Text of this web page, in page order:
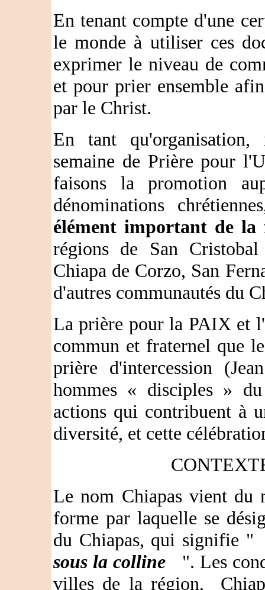
En tenant compte d'une
le monde à utiliser ces
exprimer le niveau de
et pour prier ensemble
par le Christ.
En tant
semaine de Prière pour
faisons la promotion
dénominations
élément important de
régions de San
Chiapa de Corzo, San
d'autres communautés du
La prière pour la PAIX et
commun et fraternel que
prière d'intercession
hommes « disciples »
actions qui contribuent à
diversité, et cette
Le nom Chiapas vient
forme par laquelle se
du Chiapas, qui signifie
sous la colline ". Les
villes de la région,